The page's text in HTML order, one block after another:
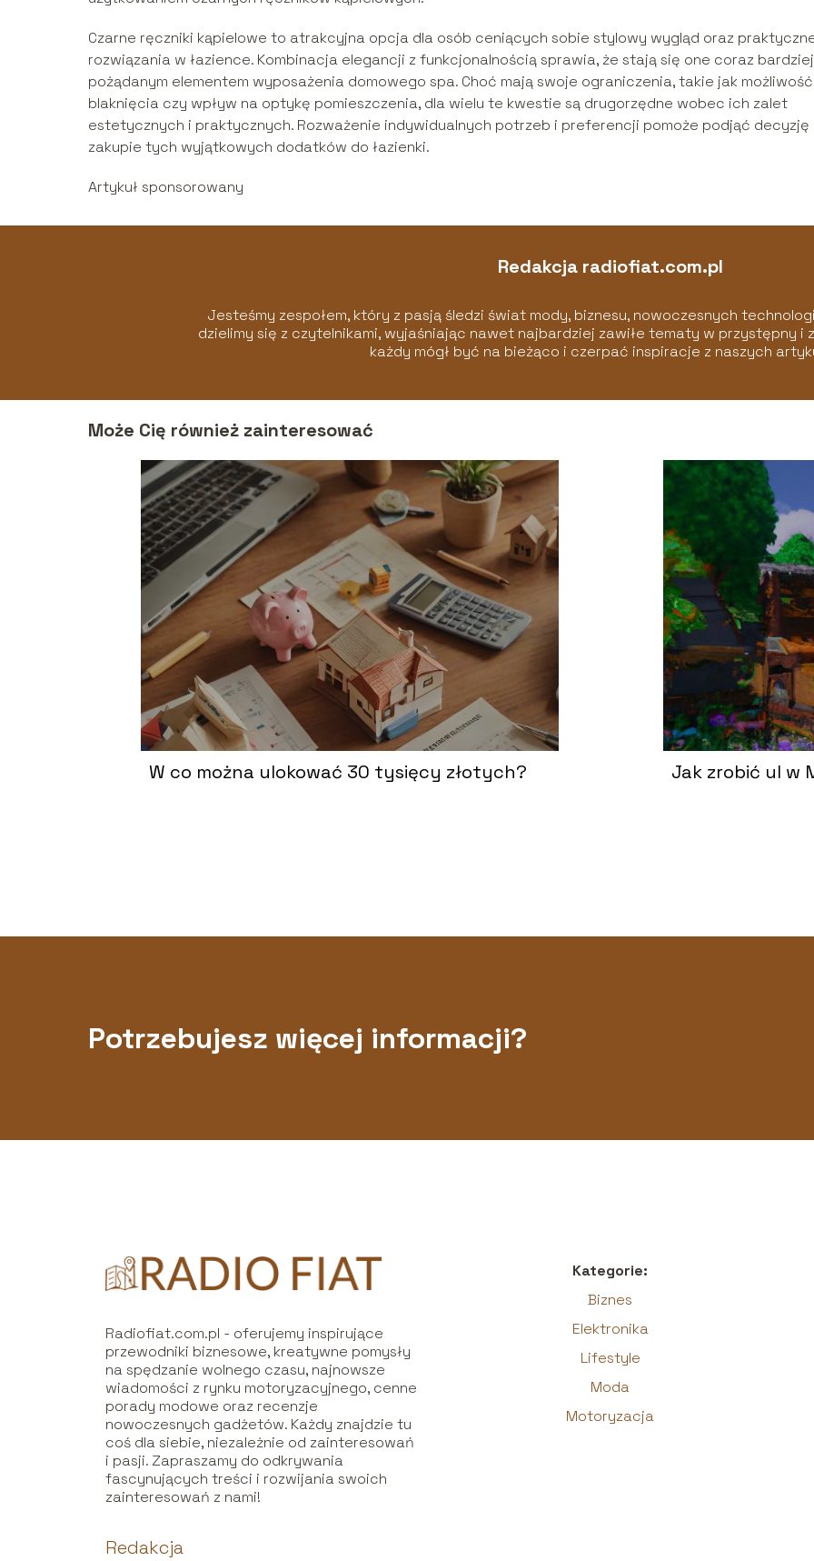
Czarne ręczniki kąpielowe to atrakcyjna opcja dla osób ceniących sobie stylowy wygląd oraz
rozwiązania w łazience. Kombinacja elegancji z funkcjonalnością sprawia, że stają się one coraz bardziej
pożądanym elementem wyposażenia domowego spa. Choć mają swoje ograniczenia, takie jak możliwość
blaknięcia czy wpływ na optykę pomieszczenia, dla wielu te kwestie są drugorzędne wobec ich zalet
estetycznych i praktycznych. Rozważenie indywidualnych potrzeb i preferencji pomoże podjąć decyzję
zakupie tych wyjątkowych dodatków do łazienki.
Artykuł sponsorowany
Redakcja radiofiat.com.pl
Jesteśmy zespołem, który z pasją śledzi świat mody, biznesu, nowoczesnych
dzielimy się z czytelnikami, wyjaśniając nawet najbardziej zawiłe tematy w przystępny i
każdy mógł być na bieżąco i czerpać inspiracje z naszych
Może Cię również zainteresować
W co można ulokować 30 tysięcy złotych? Jak zrobić ul w
Potrzebujesz więcej informacji?
Radiofiat.com.pl - oferujemy inspirujące
przewodniki biznesowe, kreatywne pomysły
na spędzanie wolnego czasu, najnowsze
wiadomości z rynku motoryzacyjnego, cenne
porady modowe oraz recenzje
nowoczesnych gadżetów. Każdy znajdzie tu
coś dla siebie, niezależnie od zainteresowań
i pasji. Zapraszamy do odkrywania
fascynujących treści i rozwijania swoich
zainteresowań z nami!
Redakcja
Kategorie:
Biznes
Elektronika
Lifestyle
Moda
Motoryzacja